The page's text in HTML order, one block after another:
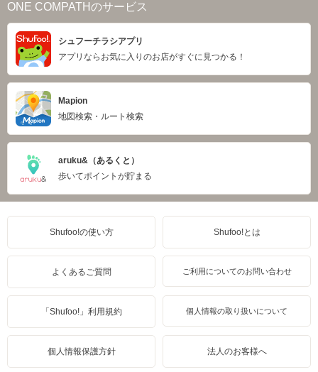
ONE COMPATHのサービス
シュフーチラシアプリ
アプリならお気に入りのお店がすぐに見つかる！
Mapion
地図検索・ルート検索
aruku&（あるくと）
歩いてポイントが貯まる
Shufoo!の使い方 Shufoo!とは
よくあるご質問 ご利用についてのお問い合わせ
「Shufoo!」利用規約 個人情報の取り扱いについて
個人情報保護方針 法人のお客様へ